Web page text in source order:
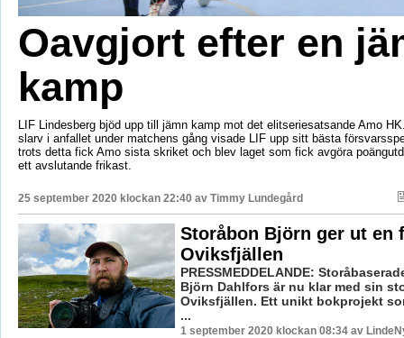
Oavgjort efter en
kamp
LIF Lindesberg bjöd upp till jämn kamp mot det elitseriesatsande Amo
slarv i anfallet under matchens gång visade LIF upp sitt bästa
trots detta fick Amo sista skriket och blev laget som fick avgöra
ett avslutande frikast.
25 september 2020 klockan 22:40 av Timmy Lundegård
Storåbon Björn ger ut en
Oviksfjällen
PRESSMEDDELANDE:
Björn Dahlfors är nu klar med sin
Oviksfjällen. Ett unikt bokprojekt
...
1 september 2020 klockan 08:34 av